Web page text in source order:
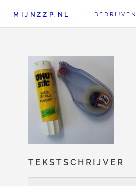
TEKSTSCHRIJVER
MIJNZZP.NL BEDRIJVEN